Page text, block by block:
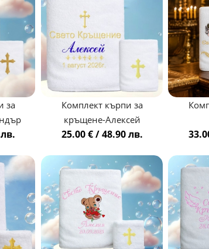
за
Комплект кърпи за
кръщене-Алексей
25.00 € / 48.90 лв.